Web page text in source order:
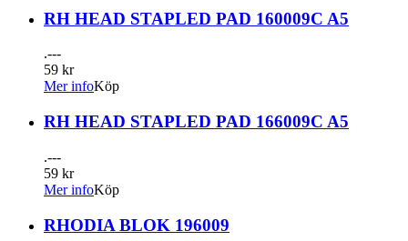
RH HEAD STAPLED PAD 160009C A5
.---
59 kr
Mer infoKöp
RH HEAD STAPLED PAD 166009C A5
.---
59 kr
Mer infoKöp
RHODIA BLOK 196009